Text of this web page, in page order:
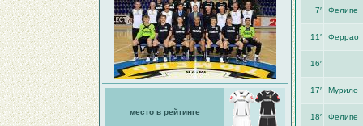
место в рейтинге
7′ Фелипе
11′ Феррао
16′
17′ Мурило
18′ Фелипе